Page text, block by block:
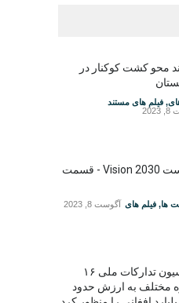
محو کشت کوکنار در
, فیلم های مستند
پادکست Vision 2030 - قسمت
ها, فیلم های آگوست 8, 2023
کمیسیون تدارکات ملی ۱۶
مختلف به ارزش حدود